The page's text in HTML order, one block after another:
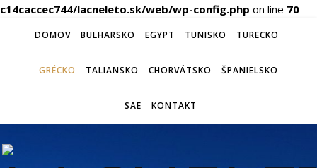
c14caccec744/lacneleto.sk/web/wp-config.php on line 70
DOMOV BULHARSKO EGYPT TUNISKO TURECKO
GRÉCKO TALIANSKO CHORVÁTSKO ŠPANIELSKO
SAE KONTAKT